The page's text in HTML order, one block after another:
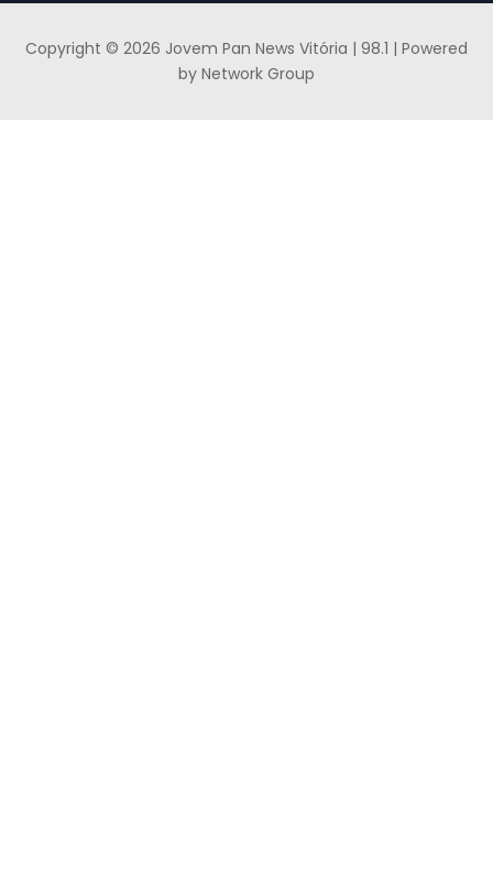
Copyright © 2026 Jovem Pan News Vitória | 98.1 | Powered
by Network Group